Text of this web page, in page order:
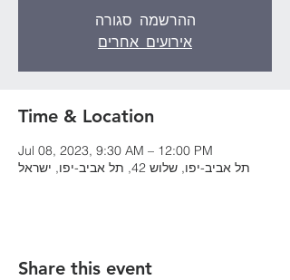
ההרשמה סגורה
אירועים אחרים
Time & Location
Jul 08, 2023, 9:30 AM – 12:00 PM
תל אביב-יפו, שלוש 42, תל אביב-יפו, ישראל
Share this event